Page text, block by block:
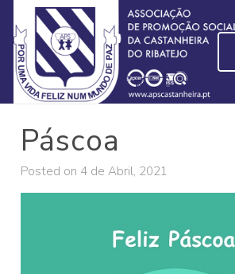
Páscoa
Posted on 4 de Abril, 2021